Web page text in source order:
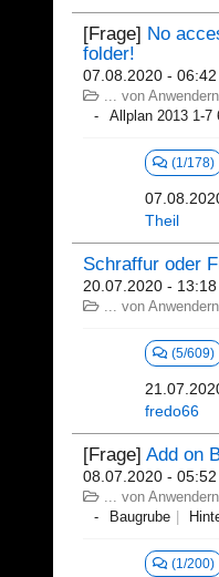
[Frage] No
folder!
07.08.2020 - 06:42
... von
Allplan 2013 1-7
(1/178)
Theil
Schraffur oder
20.07.2020 - 13:18
... von
(5/609)
fredo66
[Frage] Add on
08.07.2020 - 05:52
... von
Baugrube
(1/200)